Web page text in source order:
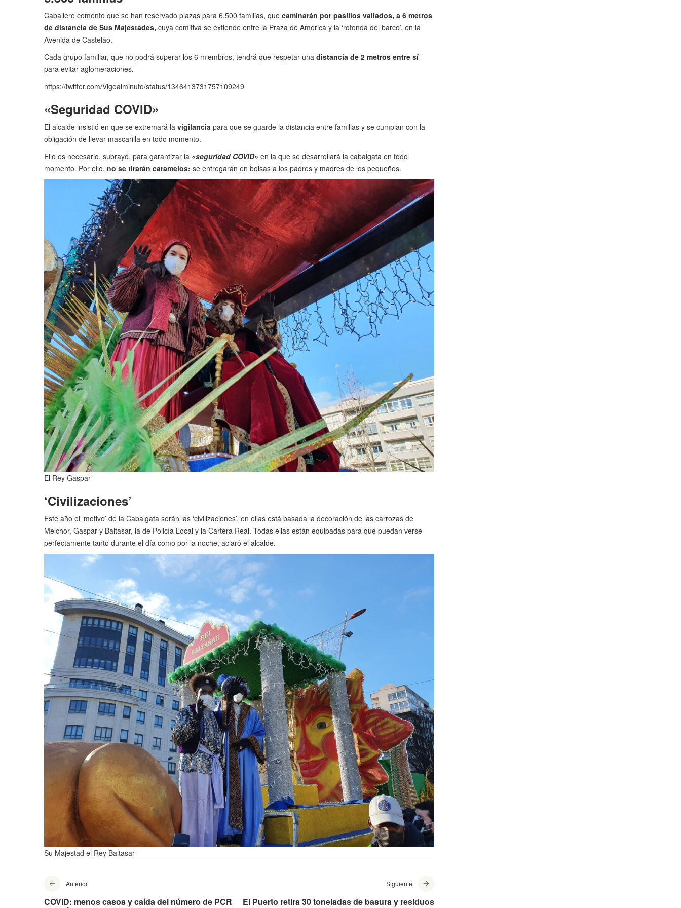
Caballero comentó que se han reservado plazas para 6.500 familias, que caminarán por pasillos vallados, a 6 metros
de distancia de Sus Majestades, cuya comitiva se extiende entre la Praza de América y la ‘rotonda del barco’, en la
Avenida de Castelao.
Cada grupo familiar, que no podrá superar los 6 miembros, tendrá que respetar una distancia de 2 metros entre sí
para evitar aglomeraciones.
https://twitter.com/Vigoalminuto/status/1346413731757109249
«Seguridad COVID»
El alcalde insistió en que se extremará la vigilancia para que se guarde la distancia entre familias y se cumplan con la
obligación de llevar mascarilla en todo momento.
Ello es necesario, subrayó, para garantizar la «seguridad COVID» en la que se desarrollará la cabalgata en todo
momento. Por ello, no se tirarán caramelos: se entregarán en bolsas a los padres y madres de los pequeños.
El Rey Gaspar
‘Civilizaciones’
Este año el ‘motivo’ de la Cabalgata serán las ‘civilizaciones’, en ellas está basada la decoración de las carrozas de
Melchor, Gaspar y Baltasar, la de Policía Local y la Cartera Real. Todas ellas están equipadas para que puedan verse
perfectamente tanto durante el día como por la noche, aclaró el alcalde.
Su Majestad el Rey Baltasar
Anterior
COVID: menos casos y caída del número de PCR
Siguiente
El Puerto retira 30 toneladas de basura y residuos